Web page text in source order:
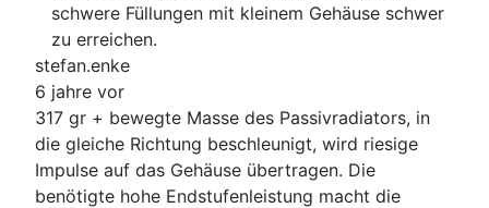
schwere Füllungen mit kleinem Gehäuse schwer
zu erreichen.
stefan.enke
6 jahre vor
317 gr + bewegte Masse des Passivradiators, in
die gleiche Richtung beschleunigt, wird riesige
Impulse auf das Gehäuse übertragen. Die
benötigte hohe Endstufenleistung macht die